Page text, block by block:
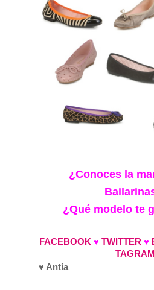
¿Conoces la
¿Qué modelo te
FACEBOOK ♥ TWITTER ♥
TAGRAM
♥ Antía